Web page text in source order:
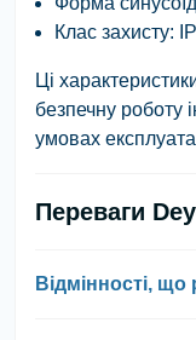
Клас захисту:
Ці
безпечну роботу
умовах
Переваги
Відмінності,